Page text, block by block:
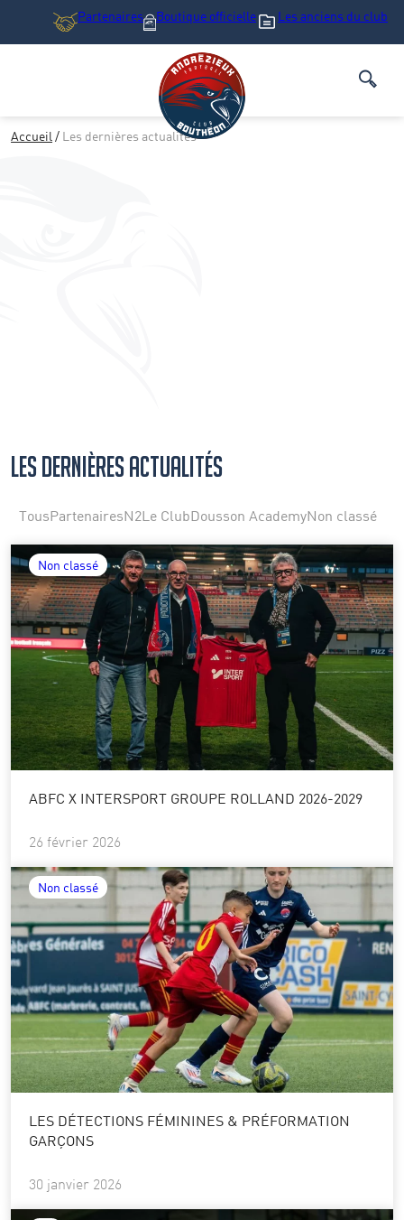
Partenaires Boutique officielle Les anciens du club
Accueil / Les dernières actualités
Les dernières actualités
TousPartenairesN2Le ClubDousson AcademyNon classé
Non classé
ABFC X INTERSPORT GROUPE ROLLAND 2026-2029
26 février 2026
Non classé
LES DÉTECTIONS FÉMININES & PRÉFORMATION
GARÇONS
30 janvier 2026